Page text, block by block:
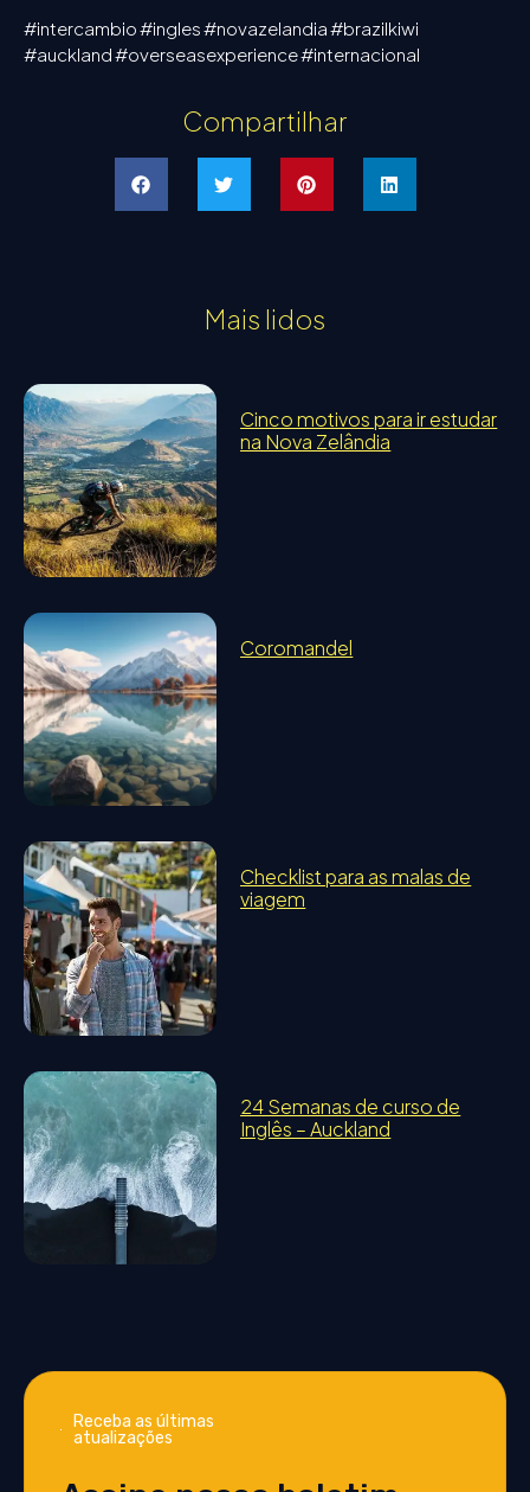
#intercambio #ingles #novazelandia #brazilkiwi
#auckland #overseasexperience #internacional
Compartilhar
Mais lidos
Cinco motivos para ir estudar
na Nova Zelândia
Coromandel
Checklist para as malas de
viagem
24 Semanas de curso de
Inglês – Auckland
Receba as últimas
atualizações